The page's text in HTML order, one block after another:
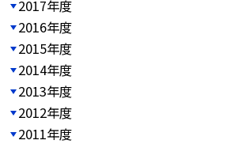
2017年度
2016年度
2015年度
2014年度
2013年度
2012年度
2011年度